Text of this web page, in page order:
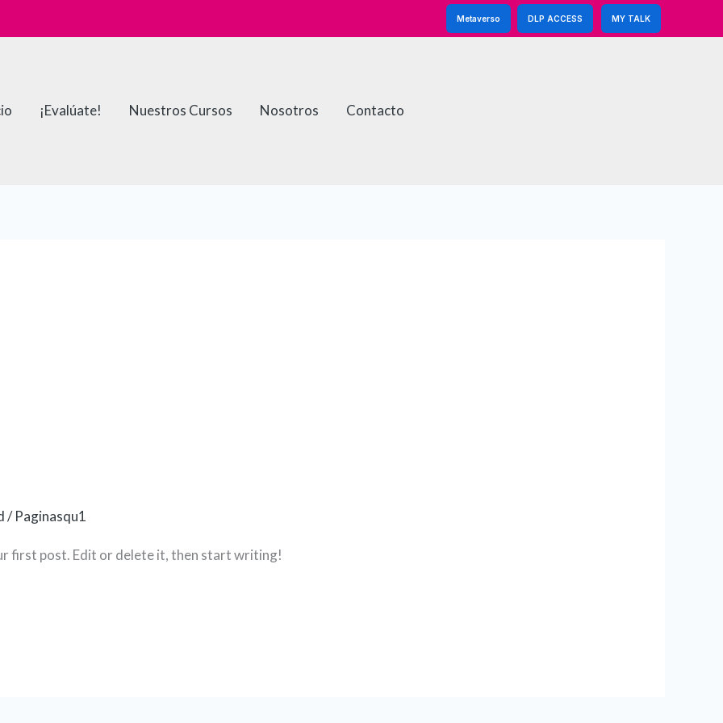
Metaverso DLP ACCESS MY TALK
¡Evalúate! Nuestros Cursos Nosotros Contacto
/Paginasqu1
first post. Edit or delete it, then start writing!